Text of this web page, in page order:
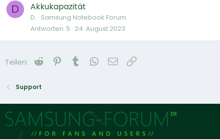
D Akkukapazität
D. Samsung Notebook Forum
Antworten 5 24. August 2023
Teilen: Reddit Pinterest
Tumblr WhatsApp
E-Mail
Support